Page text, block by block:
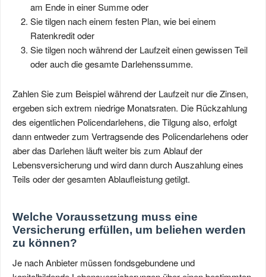
am Ende in einer Summe oder
Sie tilgen nach einem festen Plan, wie bei einem
Ratenkredit oder
Sie tilgen noch während der Laufzeit einen gewissen Teil
oder auch die gesamte Darlehenssumme.
Zahlen Sie zum Beispiel während der Laufzeit nur die Zinsen,
ergeben sich extrem niedrige Monatsraten. Die Rückzahlung
des eigentlichen Policendarlehens, die Tilgung also, erfolgt
dann entweder zum Vertragsende des Policendarlehens oder
aber das Darlehen läuft weiter bis zum Ablauf der
Lebensversicherung und wird dann durch Auszahlung eines
Teils oder der gesamten Ablaufleistung getilgt.
Welche Voraussetzung muss eine
Versicherung erfüllen, um beliehen werden
zu können?
Je nach Anbieter müssen fondsgebundene und